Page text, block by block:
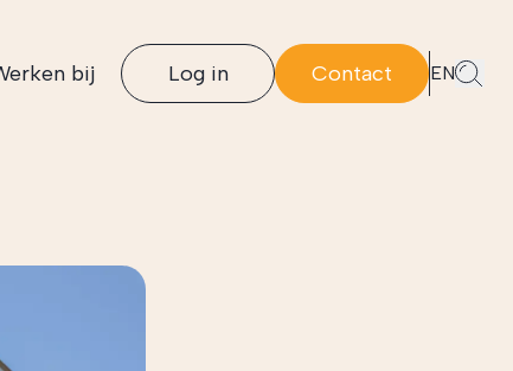
bij Log in Contact EN